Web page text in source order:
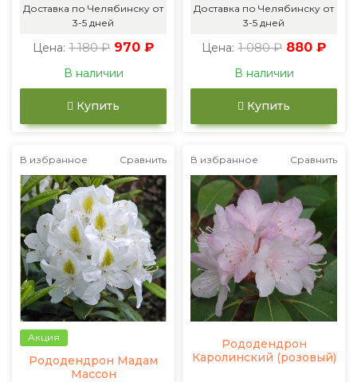
Доставка по Челябинску от
3-5 дней
Цена: 1 180 ₽ 970 ₽
В наличии
Купить
Доставка по Челябинску от
3-5 дней
Цена: 1 080 ₽ 880 ₽
В наличии
Купить
В избранное Сравнить
Акция
Рододендрон Мадам
Массон
В избранное Сравнить
Рододендрон
Каролинский (розовый)